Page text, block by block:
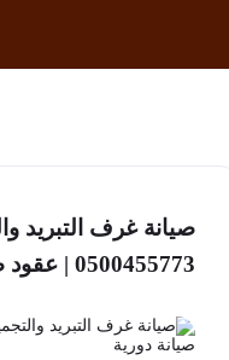
صيانة غرف التبريد
0500455773 | عقود صيانة دورية